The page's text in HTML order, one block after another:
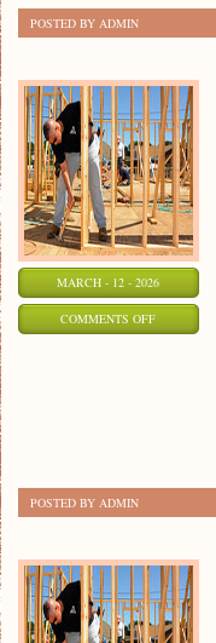
POSTED BY ADMIN
MARCH - 12 - 2026
COMMENTS OFFON
POSTED BY ADMIN